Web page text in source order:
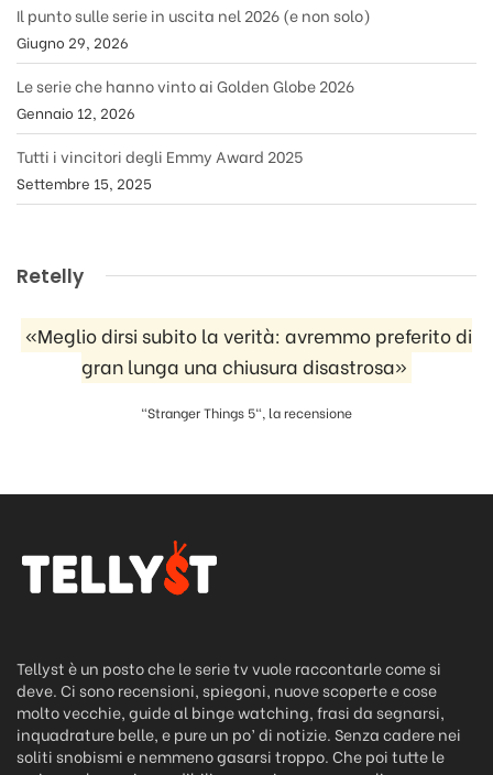
Il punto sulle serie in uscita nel 2026 (e non solo)
Giugno 29, 2026
Le serie che hanno vinto ai Golden Globe 2026
Gennaio 12, 2026
Tutti i vincitori degli Emmy Award 2025
Settembre 15, 2025
Retelly
«Meglio dirsi subito la verità: avremmo preferito di
gran lunga una chiusura disastrosa»
"Stranger Things 5", la recensione
Tellyst è un posto che le serie tv vuole raccontarle come si
deve. Ci sono recensioni, spiegoni, nuove scoperte e cose
molto vecchie, guide al binge watching, frasi da segnarsi,
inquadrature belle, e pure un po’ di notizie. Senza cadere nei
soliti snobismi e nemmeno gasarsi troppo. Che poi tutte le